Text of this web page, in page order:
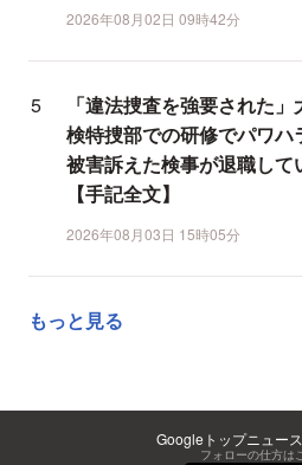
2026年08月02日 09時42分
「違法捜査を強要された」
検特捜部での研修でパワハ
被害訴えた検事が退職して
【手記全文】
2026年08月03日 15時05分
もっと見る
Googleトップニュー
フォローの仕方は